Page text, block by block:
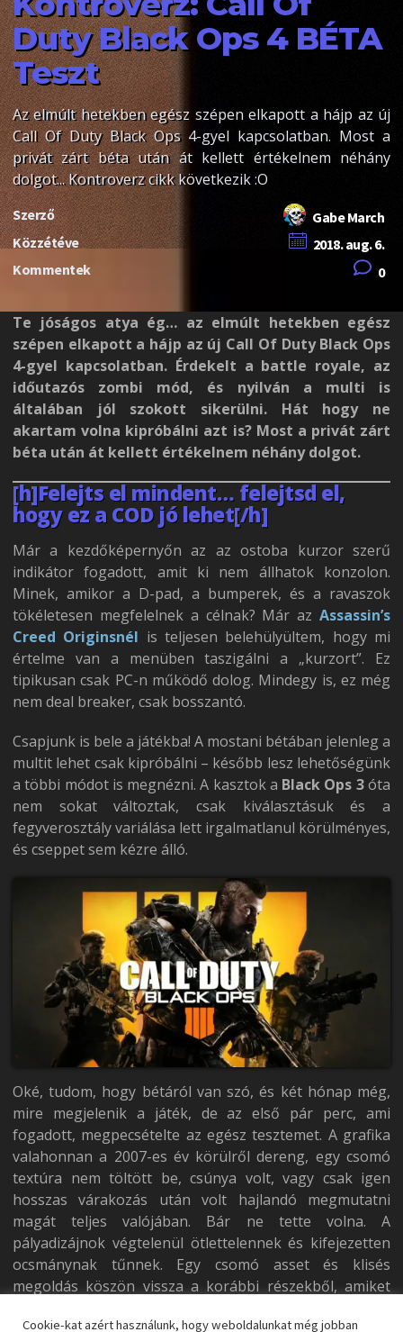
Duty Black Ops 4 BÉTA
Teszt
Az elmúlt hetekben egész szépen elkapott a hájp az új
Call Of Duty Black Ops 4-gyel kapcsolatban. Most a
privát zárt béta után át kellett értékelnem néhány
dolgot... Kontroverz cikk következik :O
Szerző
Gabe March
Közzétéve
2018. aug. 6.
Kommentek
0
Te jóságos atya ég… az elmúlt hetekben egész
szépen elkapott a hájp az új Call Of Duty Black Ops
4-gyel kapcsolatban. Érdekelt a battle royale, az
időutazós zombi mód, és nyilván a multi is
általában jól szokott sikerülni. Hát hogy ne
akartam volna kipróbálni azt is? Most a privát zárt
béta után át kellett értékelnem néhány dolgot.
[h]Felejts el mindent… felejtsd el,
hogy ez a COD jó lehet[/h]
Már a kezdőképernyőn az az ostoba kurzor szerű
indikátor fogadott, amit ki nem állhatok konzolon.
Minek, amikor a D-pad, a bumperek, és a ravaszok
tökéletesen megfelelnek a célnak? Már az Assassin’s
Creed Originsnél is teljesen belehülyültem, hogy mi
értelme van a menüben taszigálni a „kurzort”. Ez
tipikusan csak PC-n működő dolog. Mindegy is, ez még
nem deal breaker, csak bosszantó.
Csapjunk is bele a játékba! A mostani bétában jelenleg a
multit lehet csak kipróbálni – később lesz lehetőségünk
a többi módot is megnézni. A kasztok a Black Ops 3óta
nem sokat változtak, csak kiválasztásuk és a
fegyverosztály variálása lett irgalmatlanul körülményes,
és cseppet sem kézre álló.
Oké, tudom, hogy bétáról van szó, és két hónap még,
mire megjelenik a játék, de az első pár perc, ami
fogadott, megpecsételte az egész tesztemet. A grafika
valahonnan a 2007-es év körülről dereng, egy csomó
textúra nem töltött be, csúnya volt, vagy csak igen
hosszas várakozás után volt hajlandó megmutatni
magát teljes valójában. Bár ne tette volna. A
pályadizájnok végtelenül ötlettelennek és kifejezetten
ocsmánynak tűnnek. Egy csomó asset és klisés
megoldás köszön vissza a korábbi részekből, amiket
Cookie-kat azért használunk, hogy weboldalunkat még jobban